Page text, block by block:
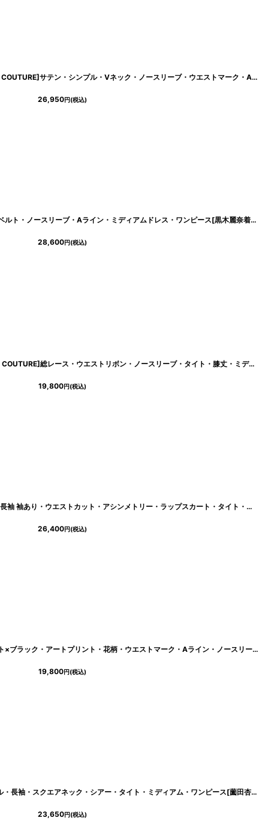
[cd-k06142im] [ XS-Lサイズ / 7カラー][ERUKEI/GINZA COUTURE]サテン・シンプル・Vネック・ノースリーブ・ウエストマーク・Aライン・ロングドレス[送料無料]
26,950円(税込)
[cd-k06207t ] [ XS-Lサイズ / 1カラー][ERUKEI]花柄・ベルト・ノースリーブ・Aライン・ミディアムドレス・ワンピース[黒木麗奈着用][送料無料]
28,600円(税込)
[lk-s25141] [ XS-Lサイズ / 2カラー][ERUKEI/GINZA COUTURE]総レース・ウエストリボン・ノースリーブ・タイト・膝丈・ミディアムドレス・ワンピース[送料無料]
19,800円(税込)
[ XS-Mサイズ / 3カラー ][Andy/an][an]長袖 袖あり・ウエストカット・アシンメトリー・ラップスカート・タイト・ミニドレス《送料＆代引き手数料無料》
26,400円(税込)
[ XS-Lサイズ / 1カラー][ERUKEI]ホワイト×ブラック・アートプリント・花柄・ウエストマーク・Aライン・ノースリーブ・ロングドレス・モード[山崎みどり着用][送料無料]mywh
19,800円(税込)
[ S-Lサイズ / 2カラー ][rinfarre]シンプル・長袖・スクエアネック・シアー・タイト・ミディアム・ワンピース[薗田杏奈着用][送料無料]
23,650円(税込)